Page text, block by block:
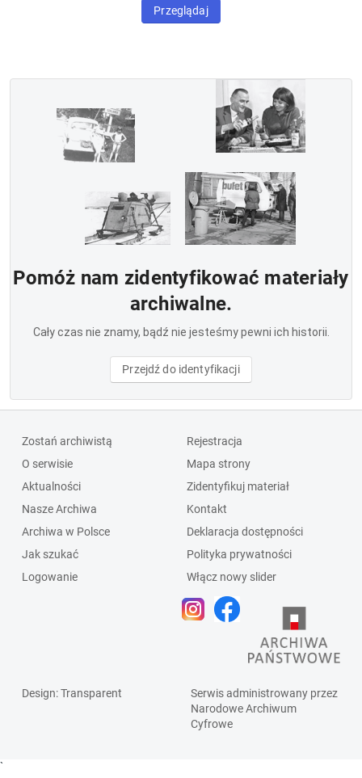
Przeglądaj
Pomóż nam zidentyfikować materiały
archiwalne.
Cały czas nie znamy, bądź nie jesteśmy pewni ich historii.
Przejdź do identyfikacji
Zostań archiwistą
O serwisie
Aktualności
Nasze Archiwa
Archiwa w Polsce
Jak szukać
Logowanie
Rejestracja
Mapa strony
Zidentyfikuj materiał
Kontakt
Deklaracja dostępności
Polityka prywatności
Włącz nowy slider
Design: Transparent
Serwis administrowany przez
Narodowe Archiwum
Cyfrowe
`